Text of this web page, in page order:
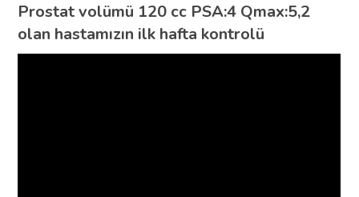
Prostat volümü 120 cc PSA:4 Qmax:5,2
olan hastamızın ilk hafta kontrolü